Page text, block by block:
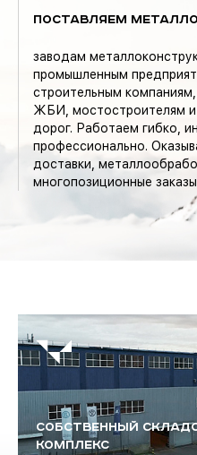
ПОСТАВЛЯЕМ
заводам
промышленным
строительным
ЖБИ, мостостроителям и
дорог. Работаем гибко,
профессионально.
доставки,
многопозиционные
CОБСТВЕННЫЙ
КОМПЛЕКС